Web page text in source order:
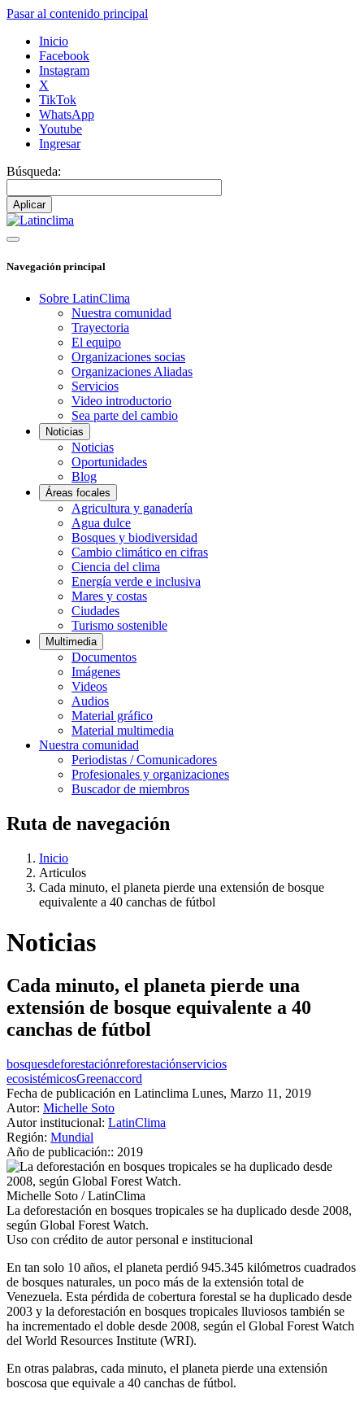
Pasar al contenido principal
Inicio
Facebook
Instagram
X
TikTok
WhatsApp
Youtube
Ingresar
Búsqueda:
Navegación principal
Sobre LatinClima
Nuestra comunidad
Trayectoria
El equipo
Organizaciones socias
Organizaciones Aliadas
Servicios
Video introductorio
Sea parte del cambio
Noticias
Noticias
Oportunidades
Blog
Áreas focales
Agricultura y ganadería
Agua dulce
Bosques y biodiversidad
Cambio climático en cifras
Ciencia del clima
Energía verde e inclusiva
Mares y costas
Ciudades
Turismo sostenible
Multimedia
Documentos
Imágenes
Videos
Audios
Material gráfico
Material multimedia
Nuestra comunidad
Periodistas / Comunicadores
Profesionales y organizaciones
Buscador de miembros
Ruta de navegación
Inicio
Articulos
Cada minuto, el planeta pierde una extensión de bosque
equivalente a 40 canchas de fútbol
Noticias
Cada minuto, el planeta pierde una
extensión de bosque equivalente a 40
canchas de fútbol
bosquesdeforestaciónreforestaciónservicios
ecosistémicosGreenaccord
Fecha de publicación en Latinclima Lunes, Marzo 11, 2019
Autor: Michelle Soto
Autor institucional: LatinClima
Región: Mundial
Año de publicación:: 2019
Michelle Soto / LatinClima
La deforestación en bosques tropicales se ha duplicado desde 2008,
según Global Forest Watch.
Uso con crédito de autor personal e institucional
En tan solo 10 años, el planeta perdió 945.345 kilómetros cuadrados
de bosques naturales, un poco más de la extensión total de
Venezuela. Esta pérdida de cobertura forestal se ha duplicado desde
2003 y la deforestación en bosques tropicales lluviosos también se
ha incrementado el doble desde 2008, según el Global Forest Watch
del World Resources Institute (WRI).
En otras palabras, cada minuto, el planeta pierde una extensión
boscosa que equivale a 40 canchas de fútbol.